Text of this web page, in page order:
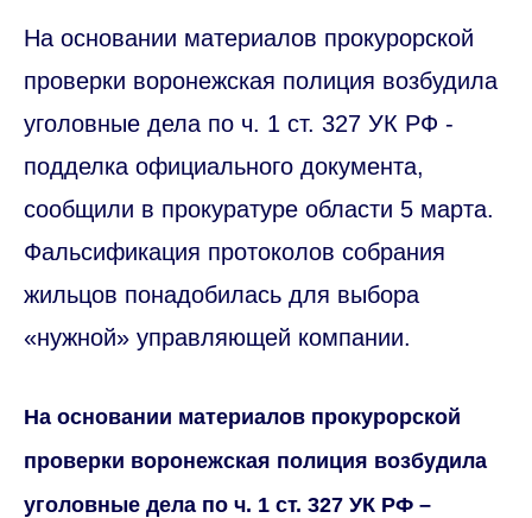
На основании материалов прокурорской
проверки воронежская полиция возбудила
уголовные дела по ч. 1 ст. 327 УК РФ -
подделка официального документа,
сообщили в прокуратуре области 5 марта.
Фальсификация протоколов собрания
жильцов понадобилась для выбора
«нужной» управляющей компании.
На основании материалов прокурорской
проверки воронежская полиция возбудила
уголовные дела по ч. 1 ст. 327 УК РФ –